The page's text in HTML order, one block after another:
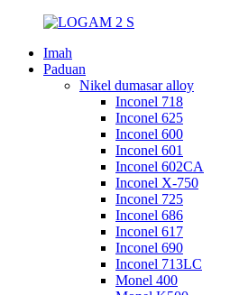
Imah
Paduan
Nikel dumasar alloy
Inconel 718
Inconel 625
Inconel 600
Inconel 601
Inconel 602CA
Inconel X-750
Inconel 725
Inconel 686
Inconel 617
Inconel 690
Inconel 713LC
Monel 400